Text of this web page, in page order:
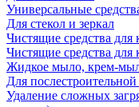
Универсальные
Для стекол и зеркал
Чистящие средства для
Чистящие средства для
Жидкое мыло, крем-
Для
Удаление сложных